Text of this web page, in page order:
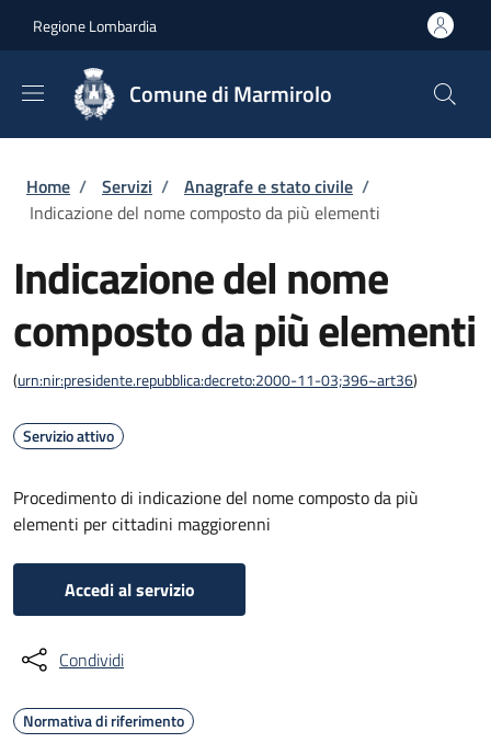
Regione Lombardia
Comune di Marmirolo
Briciole di pane
Home / Servizi / Anagrafe e stato civile /
Indicazione del nome composto da più elementi
Indicazione del nome
composto da più elementi
(urn:nir:presidente.repubblica:decreto:2000-11-03;396~art36)
Servizio attivo
Procedimento di indicazione del nome composto da più
elementi per cittadini maggiorenni
Accedi al servizio
Condividi
Normativa di riferimento